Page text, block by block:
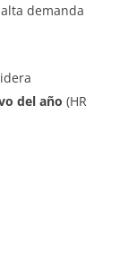
demanda
del año (HR